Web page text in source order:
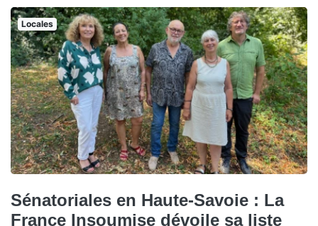
Locales
Sénatoriales en Haute-Savoie : La
France Insoumise dévoile sa liste